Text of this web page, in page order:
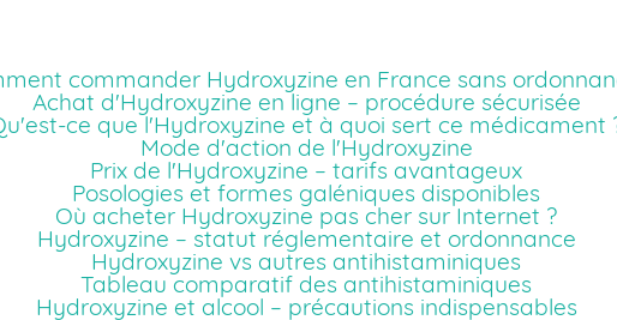
commander Hydroxyzine en France sans
Achat d'Hydroxyzine en ligne – procédure sécurisée
ce que l'Hydroxyzine et à quoi sert ce médicament
Mode d'action de l'Hydroxyzine
Prix de l'Hydroxyzine – tarifs avantageux
Posologies et formes galéniques disponibles
Où acheter Hydroxyzine pas cher sur Internet ?
Hydroxyzine – statut réglementaire et ordonnance
Hydroxyzine vs autres antihistaminiques
Tableau comparatif des antihistaminiques
Hydroxyzine et alcool – précautions indispensables